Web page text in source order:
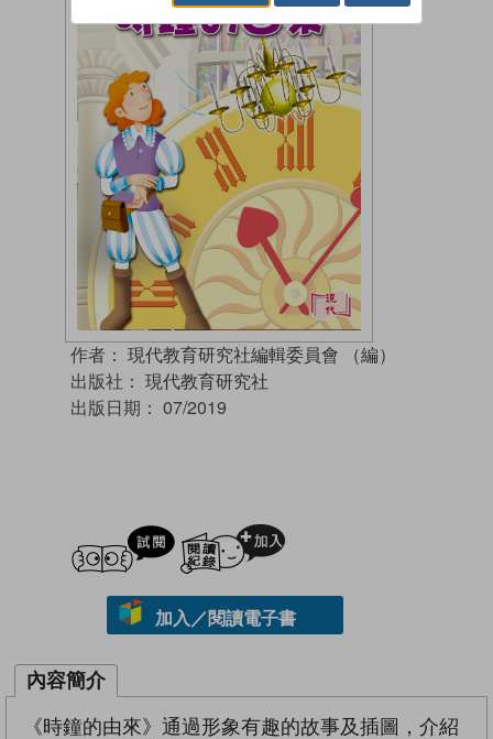
作者： 現代教育研究社編輯委員會 （編）
出版社： 現代教育研究社
出版日期： 07/2019
試閲
加入／閱讀電子書
內容簡介
《時鐘的由來》通過形象有趣的故事及插圖，介紹